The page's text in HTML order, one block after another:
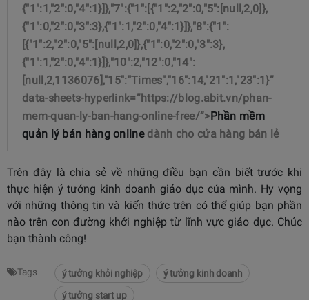
{"1":1,"2":0,"4":1}]},"7":{"1":[{"1":2,"2":0,"5":[null,2,0]},
{"1":0,"2":0,"3":3},{"1":1,"2":0,"4":1}]},"8":{"1":
[{"1":2,"2":0,"5":[null,2,0]},{"1":0,"2":0,"3":3},
{"1":1,"2":0,"4":1}]},"10":2,"12":0,"14":
[null,2,1136076],"15":"Times","16":14,"21":1,"23":1}”
data-sheets-hyperlink=”https://blog.abit.vn/phan-
mem-quan-ly-ban-hang-online-free/”>Phần mềm
quản lý bán hàng onlinedành cho cửa hàng bán lẻ
Trên đây là chia sẻ về những điều bạn cần biết trước khi
thực hiện ý tưởng kinh doanh giáo dục của mình. Hy vọng
với những thông tin và kiến thức trên có thể giúp bạn phần
nào trên con đường khởi nghiệp từ lĩnh vực giáo dục. Chúc
bạn thành công!
Tags ý tưởng khỏi nghiệp
ý tưởng kinh doanh
ý tưởng start up